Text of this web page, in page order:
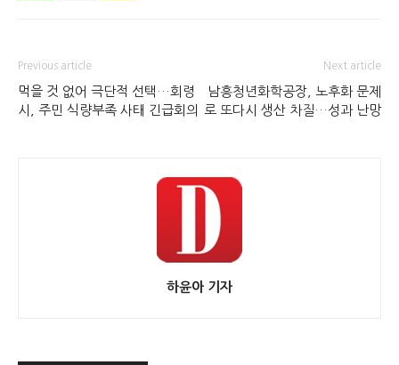
Previous article
먹을 것 없어 극단적 선택…회령
시, 주민 식량부족 사태 긴급회의
Next article
남흥청년화학공장, 노후화 문제
로 또다시 생산 차질…성과 난망
하윤아 기자